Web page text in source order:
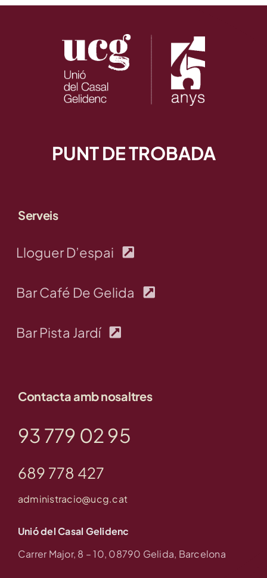
PUNT DE TROBADA
Serveis
Lloguer D’espai
Bar Café De Gelida
Bar Pista Jardí
Contacta amb nosaltres
93 779 02 95
689 778 427
administracio@ucg.cat
Unió del Casal Gelidenc
Carrer Major, 8 – 10, 08790 Gelida, Barcelona